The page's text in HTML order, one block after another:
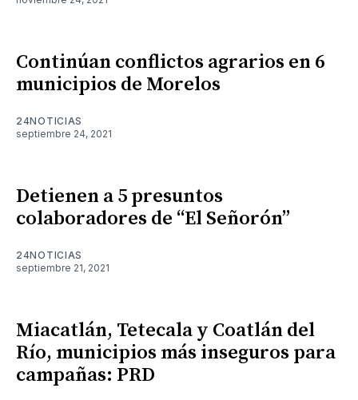
Continúan conflictos agrarios en 6
municipios de Morelos
24NOTICIAS
septiembre 24, 2021
Detienen a 5 presuntos
colaboradores de “El Señorón”
24NOTICIAS
septiembre 21, 2021
Miacatlán, Tetecala y Coatlán del
Río, municipios más inseguros para
campañas: PRD